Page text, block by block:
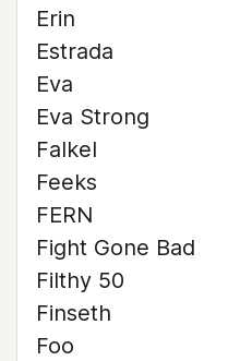
Erin
Estrada
Eva
Eva Strong
Falkel
Feeks
FERN
Fight Gone Bad
Filthy 50
Finseth
Foo